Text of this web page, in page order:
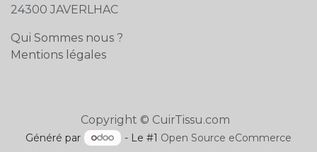
24300 JAVERLHAC
Qui Sommes nous ?
Mentions légales
Copyright © CuirTissu.com
Généré par - Le #1 Open Source eCommerce